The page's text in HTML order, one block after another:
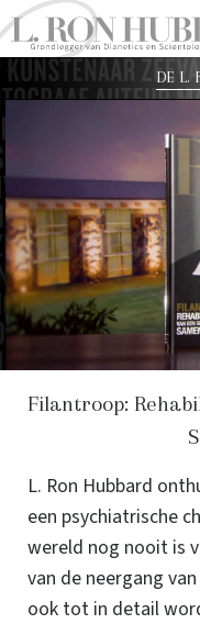
DE L.
Filantroop:
L. Ron Hubbard
een psychiatrische
wereld nog nooit is
van de neergang
ook tot in detail